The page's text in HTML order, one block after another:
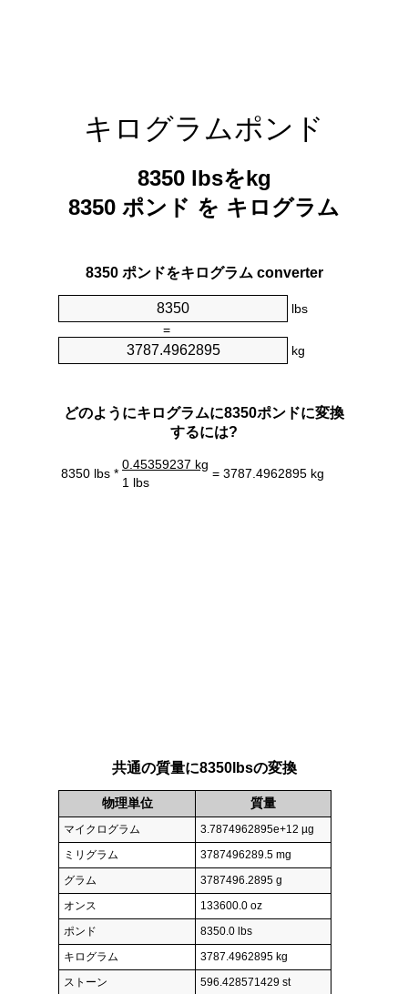
キログラムポンド
8350 lbsをkg
8350 ポンド を キログラム
8350 ポンドをキログラム converter
lbs
=
kg
どのようにキログラムに8350ポンドに変換
するには?
8350 lbs *
0.45359237 kg
= 3787.4962895 kg
1 lbs
共通の質量に8350lbsの変換
物理単位 質量
マイクログラム
3.7874962895e+12 µg
ミリグラム
3787496289.5 mg
グラム
3787496.2895 g
オンス
133600.0 oz
ポンド
8350.0 lbs
キログラム
3787.4962895 kg
ストーン
596.428571429 st